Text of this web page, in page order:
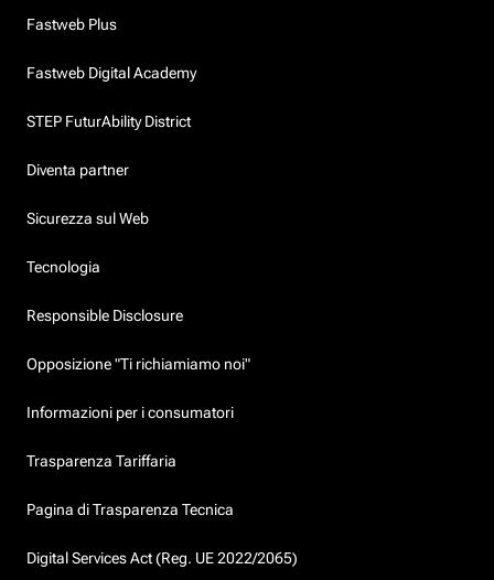
Fastweb Plus
Fastweb Digital Academy
STEP FuturAbility District
Diventa partner
Sicurezza sul Web
Tecnologia
Responsible Disclosure
Opposizione "Ti richiamiamo noi"
Informazioni per i consumatori
Trasparenza Tariffaria
Pagina di Trasparenza Tecnica
Digital Services Act (Reg. UE 2022/2065)